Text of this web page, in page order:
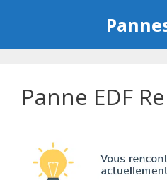
Panne EDF